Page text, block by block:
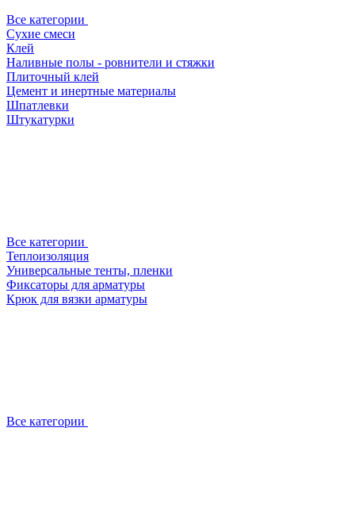
Все категории
Сухие смеси
Клей
Наливные полы - ровнители и стяжки
Плиточный клей
Цемент и инертные материалы
Шпатлевки
Штукатурки
Все категории
Теплоизоляция
Универсальные тенты, пленки
Фиксаторы для арматуры
Крюк для вязки арматуры
Все категории